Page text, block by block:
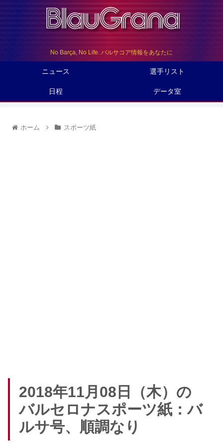
No Barça, No Life. バルサコア情報をあなたに
ニュース 選手リスト
日程 データ室
ホーム スポーツ紙
2018年11月08日（木）の
バルセロナスポーツ紙：バ
ルサ号、順調なり